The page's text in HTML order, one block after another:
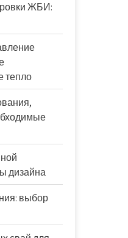
ЖБИ:
тепло
дизайна
выбор